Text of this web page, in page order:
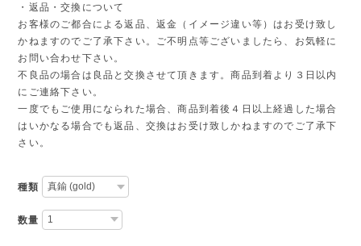
・返品・交換について
お客様のご都合による返品、返金（イメージ違い等）はお受け致し
かねますのでご了承下さい。ご不明点等ございましたら、お気軽に
お問い合わせ下さい。
不良品の場合は良品と交換させて頂きます。商品到着より３日以内
にご連絡下さい。
一度でもご使用になられた場合、商品到着後４日以上経過した場合
はいかなる場合でも返品、交換はお受け致しかねますのでご了承下
さい。
種類
数量